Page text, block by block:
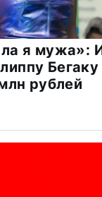
я мужа»:
рублей